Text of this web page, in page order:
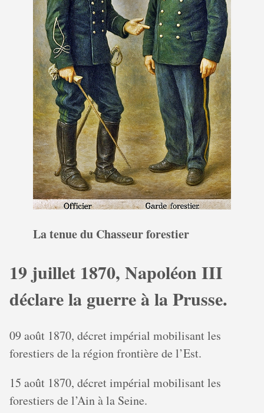
La tenue du Chasseur forestier
19 juillet 1870, Napoléon III
déclare la guerre à la Prusse.
09 août 1870, décret impérial mobilisant les
forestiers de la région frontière de l’Est.
15 août 1870, décret impérial mobilisant les
forestiers de l’Ain à la Seine.